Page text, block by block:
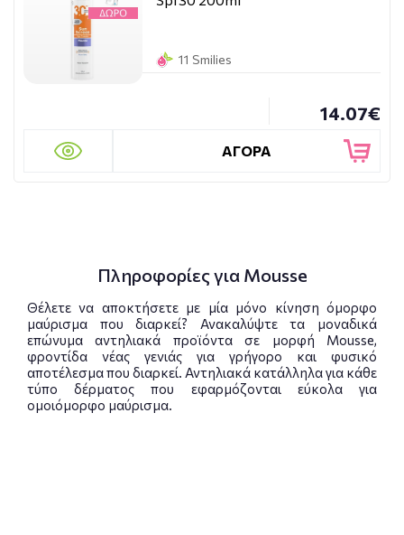
11 Smilies
14.07€
ΑΓΟΡΑ
Πληροφορίες για Mousse
Θέλετε να αποκτήσετε με μία μόνο κίνηση όμορφο
μαύρισμα που διαρκεί? Ανακαλύψτε τα μοναδικά
επώνυμα αντηλιακά προϊόντα σε μορφή Mousse,
φροντίδα νέας γενιάς για γρήγορο και φυσικό
αποτέλεσμα που διαρκεί. Αντηλιακά κατάλληλα για κάθε
τύπο δέρματος που εφαρμόζονται εύκολα για
ομοιόμορφο μαύρισμα.